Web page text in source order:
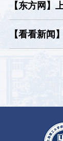
งานวิศวกร
อัจฉริยะแล
50 ปี ความ
【东方网】
加建发致新“
动
【看看新闻
了，你喝的